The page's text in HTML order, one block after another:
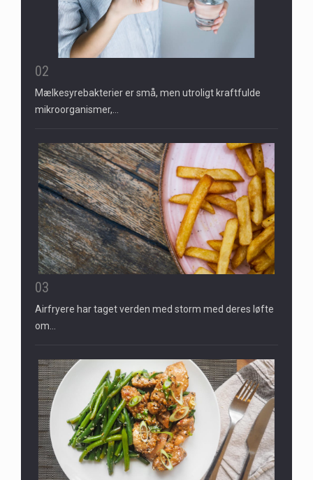
02
Mælkesyrebakterier er små, men utroligt kraftfulde
mikroorganismer,…
03
Airfryere har taget verden med storm med deres løfte
om…